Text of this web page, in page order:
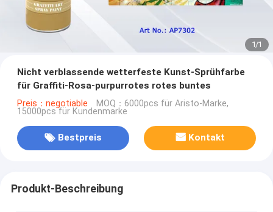
1/1
Nicht verblassende wetterfeste Kunst-Sprühfarbe
für Graffiti-Rosa-purpurrotes rotes buntes
Preis：negotiable MOQ：6000pcs für Aristo-Marke,
15000pcs für Kundenmarke
Bestpreis Kontakt
Produkt-Beschreibung